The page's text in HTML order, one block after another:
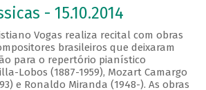
- 15.10.2014
Vogas realiza recital com obras
brasileiros que deixaram
para o repertório pianístico
Lobos (1887-1959), Mozart Camargo
e Ronaldo Miranda (1948-). As obras